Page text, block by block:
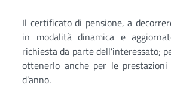
Il certificato di pensione, a
in modalità dinamica e
richiesta da parte dell’interessato;
ottenerlo anche per le
d’anno.